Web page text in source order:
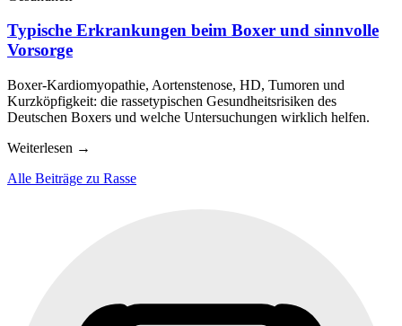
Typische Erkrankungen beim Boxer und sinnvolle
Vorsorge
Boxer-Kardiomyopathie, Aortenstenose, HD, Tumoren und
Kurzköpfigkeit: die rassetypischen Gesundheitsrisiken des
Deutschen Boxers und welche Untersuchungen wirklich helfen.
Weiterlesen →
Alle Beiträge zu Rasse